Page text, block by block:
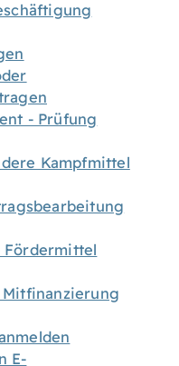
- Prüfung
Kampfmittel
Fördermittel
E-